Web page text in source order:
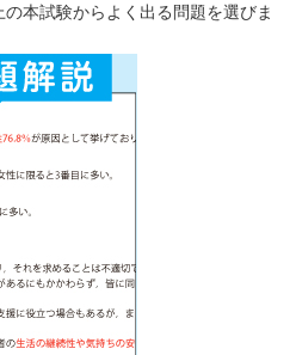
本試験からよく出る問題を選びま